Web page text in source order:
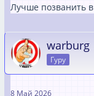
Лучше позванить
warburg
Гуру
8 Май 2026